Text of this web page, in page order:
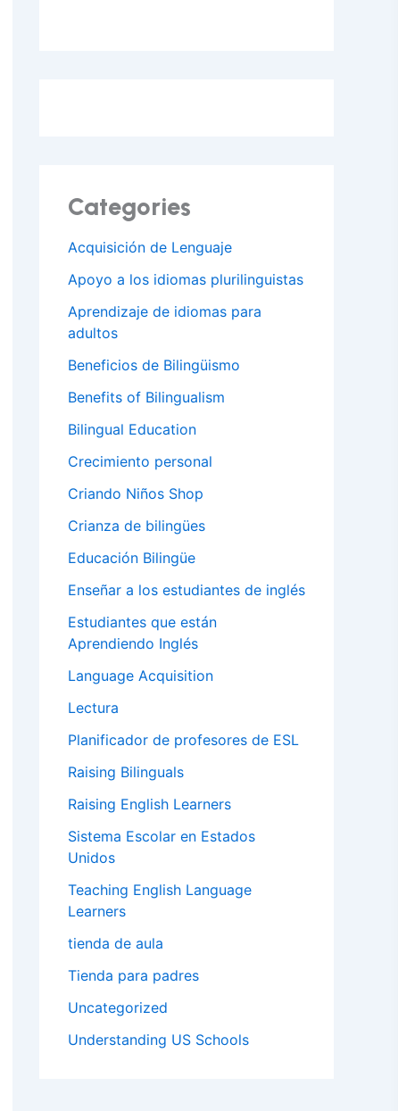
Categories
Acquisición de Lenguaje
Apoyo a los idiomas plurilinguistas
Aprendizaje de idiomas para
adultos
Beneficios de Bilingüismo
Benefits of Bilingualism
Bilingual Education
Crecimiento personal
Criando Niños Shop
Crianza de bilingües
Educación Bilingüe
Enseñar a los estudiantes de inglés
Estudiantes que están
Aprendiendo Inglés
Language Acquisition
Lectura
Planificador de profesores de ESL
Raising Bilinguals
Raising English Learners
Sistema Escolar en Estados
Unidos
Teaching English Language
Learners
tienda de aula
Tienda para padres
Uncategorized
Understanding US Schools